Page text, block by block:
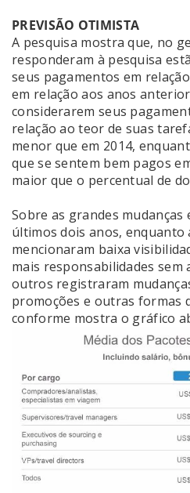
PREVISÃO OTIMISTA
A pesquisa mostra que, no
responderam à pesquisa
seus pagamentos em
em relação aos anos
considerarem seus
relação ao teor de suas
menor que em 2014,
que se sentem bem pagos
maior que o percentual de
Sobre as grandes mudanças
últimos dois anos,
mencionaram baixa
mais responsabilidades sem
outros registraram
promoções e outras formas
conforme mostra o gráfico